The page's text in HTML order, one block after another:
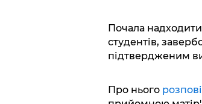
Почала
студентів,
підтвердженим
Про нього